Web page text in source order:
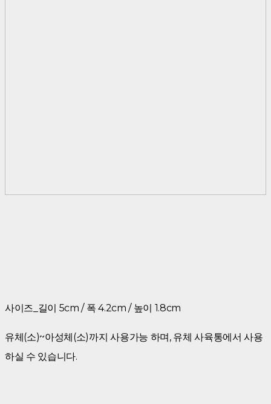
사이즈_길이 5cm / 폭 4.2cm / 높이 1.8cm
유체(소)~아성체(소)까지 사용가능 하며, 유체 사육통에서 사용
하실 수 있습니다.